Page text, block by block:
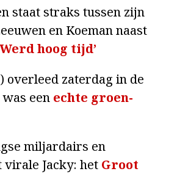
staat straks tussen zijn
en Koeman naast
hoog tijd’
overleed zaterdag in de
een echte groen-
miljardairs en
Jacky: het Groot